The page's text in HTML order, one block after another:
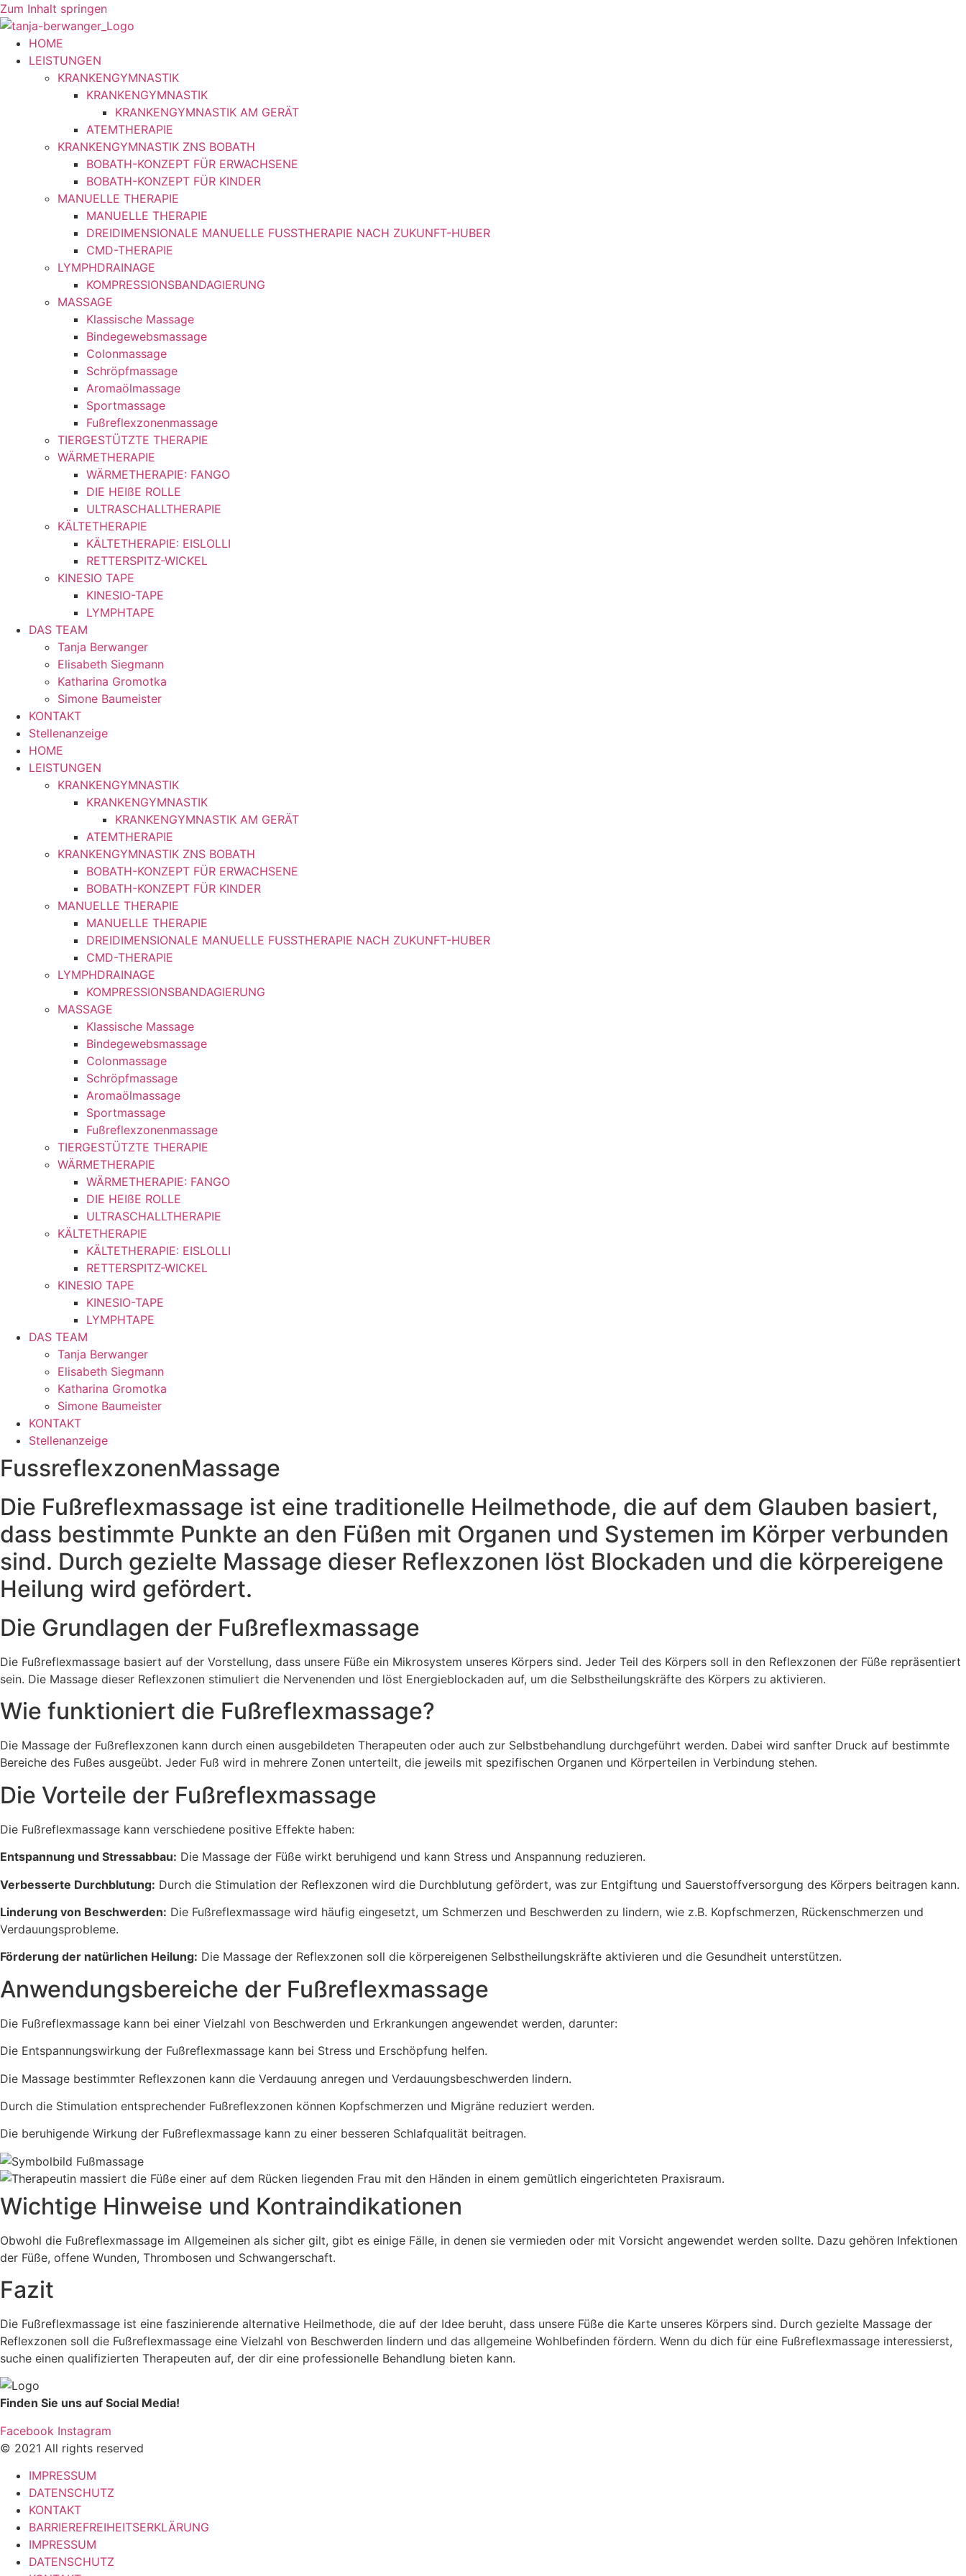
Zum Inhalt springen
HOME
LEISTUNGEN
KRANKENGYMNASTIK
KRANKENGYMNASTIK
KRANKENGYMNASTIK AM GERÄT
ATEMTHERAPIE
KRANKENGYMNASTIK ZNS BOBATH
BOBATH-KONZEPT FÜR ERWACHSENE
BOBATH-KONZEPT FÜR KINDER
MANUELLE THERAPIE
MANUELLE THERAPIE
DREIDIMENSIONALE MANUELLE FUSSTHERAPIE NACH ZUKUNFT-HUBER
CMD-THERAPIE
LYMPHDRAINAGE
KOMPRESSIONSBANDAGIERUNG
MASSAGE
Klassische Massage
Bindegewebsmassage
Colonmassage
Schröpfmassage
Aromaölmassage
Sportmassage
Fußreflexzonenmassage
TIERGESTÜTZTE THERAPIE
WÄRMETHERAPIE
WÄRMETHERAPIE: FANGO
DIE HEIßE ROLLE
ULTRASCHALLTHERAPIE
KÄLTETHERAPIE
KÄLTETHERAPIE: EISLOLLI
RETTERSPITZ-WICKEL
KINESIO TAPE
KINESIO-TAPE
LYMPHTAPE
DAS TEAM
Tanja Berwanger
Elisabeth Siegmann
Katharina Gromotka
Simone Baumeister
KONTAKT
Stellenanzeige
HOME
LEISTUNGEN
KRANKENGYMNASTIK
KRANKENGYMNASTIK
KRANKENGYMNASTIK AM GERÄT
ATEMTHERAPIE
KRANKENGYMNASTIK ZNS BOBATH
BOBATH-KONZEPT FÜR ERWACHSENE
BOBATH-KONZEPT FÜR KINDER
MANUELLE THERAPIE
MANUELLE THERAPIE
DREIDIMENSIONALE MANUELLE FUSSTHERAPIE NACH ZUKUNFT-HUBER
CMD-THERAPIE
LYMPHDRAINAGE
KOMPRESSIONSBANDAGIERUNG
MASSAGE
Klassische Massage
Bindegewebsmassage
Colonmassage
Schröpfmassage
Aromaölmassage
Sportmassage
Fußreflexzonenmassage
TIERGESTÜTZTE THERAPIE
WÄRMETHERAPIE
WÄRMETHERAPIE: FANGO
DIE HEIßE ROLLE
ULTRASCHALLTHERAPIE
KÄLTETHERAPIE
KÄLTETHERAPIE: EISLOLLI
RETTERSPITZ-WICKEL
KINESIO TAPE
KINESIO-TAPE
LYMPHTAPE
DAS TEAM
Tanja Berwanger
Elisabeth Siegmann
Katharina Gromotka
Simone Baumeister
KONTAKT
Stellenanzeige
FussreflexzonenMassage
Die Fußreflexmassage ist eine traditionelle Heilmethode, die auf dem Glauben basiert,
dass bestimmte Punkte an den Füßen mit Organen und Systemen im Körper verbunden
sind. Durch gezielte Massage dieser Reflexzonen löst Blockaden und die körpereigene
Heilung wird gefördert.
Die Grundlagen der Fußreflexmassage
Die Fußreflexmassage basiert auf der Vorstellung, dass unsere Füße ein Mikrosystem unseres Körpers sind. Jeder Teil des Körpers soll in den Reflexzonen der Füße repräsentiert
sein. Die Massage dieser Reflexzonen stimuliert die Nervenenden und löst Energieblockaden auf, um die Selbstheilungskräfte des Körpers zu aktivieren.
Wie funktioniert die Fußreflexmassage?
Die Massage der Fußreflexzonen kann durch einen ausgebildeten Therapeuten oder auch zur Selbstbehandlung durchgeführt werden. Dabei wird sanfter Druck auf bestimmte
Bereiche des Fußes ausgeübt. Jeder Fuß wird in mehrere Zonen unterteilt, die jeweils mit spezifischen Organen und Körperteilen in Verbindung stehen.
Die Vorteile der Fußreflexmassage
Die Fußreflexmassage kann verschiedene positive Effekte haben:
Entspannung und Stressabbau: Die Massage der Füße wirkt beruhigend und kann Stress und Anspannung reduzieren.
Verbesserte Durchblutung: Durch die Stimulation der Reflexzonen wird die Durchblutung gefördert, was zur Entgiftung und Sauerstoffversorgung des Körpers beitragen kann.
Linderung von Beschwerden: Die Fußreflexmassage wird häufig eingesetzt, um Schmerzen und Beschwerden zu lindern, wie z.B. Kopfschmerzen, Rückenschmerzen und
Verdauungsprobleme.
Förderung der natürlichen Heilung: Die Massage der Reflexzonen soll die körpereigenen Selbstheilungskräfte aktivieren und die Gesundheit unterstützen.
Anwendungsbereiche der Fußreflexmassage
Die Fußreflexmassage kann bei einer Vielzahl von Beschwerden und Erkrankungen angewendet werden, darunter:
Die Entspannungswirkung der Fußreflexmassage kann bei Stress und Erschöpfung helfen.
Die Massage bestimmter Reflexzonen kann die Verdauung anregen und Verdauungsbeschwerden lindern.
Durch die Stimulation entsprechender Fußreflexzonen können Kopfschmerzen und Migräne reduziert werden.
Die beruhigende Wirkung der Fußreflexmassage kann zu einer besseren Schlafqualität beitragen.
Wichtige Hinweise und Kontraindikationen
Obwohl die Fußreflexmassage im Allgemeinen als sicher gilt, gibt es einige Fälle, in denen sie vermieden oder mit Vorsicht angewendet werden sollte. Dazu gehören Infektionen
der Füße, offene Wunden, Thrombosen und Schwangerschaft.
Fazit
Die Fußreflexmassage ist eine faszinierende alternative Heilmethode, die auf der Idee beruht, dass unsere Füße die Karte unseres Körpers sind. Durch gezielte Massage der
Reflexzonen soll die Fußreflexmassage eine Vielzahl von Beschwerden lindern und das allgemeine Wohlbefinden fördern. Wenn du dich für eine Fußreflexmassage interessierst,
suche einen qualifizierten Therapeuten auf, der dir eine professionelle Behandlung bieten kann.
Finden Sie uns auf Social Media!
Facebook Instagram
© 2021 All rights reserved
IMPRESSUM
DATENSCHUTZ
KONTAKT
BARRIEREFREIHEITSERKLÄRUNG
IMPRESSUM
DATENSCHUTZ